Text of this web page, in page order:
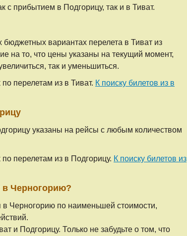
с прибытием в Подгорицу, так и в Тиват.
вариантах перелета в Тиват из
на то, что цены указаны на текущий момент,
так и уменьшиться.
перелетам из в Тиват. К поиску билетов из в
указаны на рейсы с любым количеством
перелетам из в Подгорицу. К поиску билетов из
в Черногорию?
в Черногорию по наименьшей стоимости,
и Подгорицу. Только не забудьте о том, что